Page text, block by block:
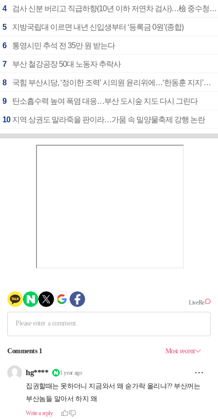
4 검사 신분 버리고 직급하향(10년 이하 저연차 검사)…檢 중수청행 기피
5 지방국립대 이르면 내년 신입생부터 ‘등록금 0원’(종합)
6 통영시민 추석 전 35만 원 받는다
7 부산 철강공장 50대 노동자 추락사
8 국힘 부산시당, ‘정이한 조력’ 시의원 윤리위에…‘한동훈 지지’도 신고접수
9 탄소흡수력 높여 폭염 대응…부산 도시숲 지도 다시 그린다
10 지역 상권도 말라죽을 판이라…가뭄 속 밀양물축제 강행 논란